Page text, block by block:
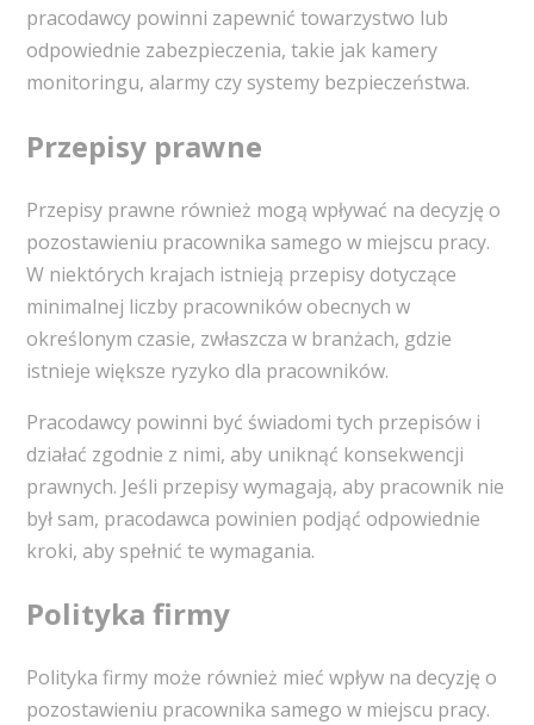
pracodawcy powinni zapewnić towarzystwo lub
odpowiednie zabezpieczenia, takie jak kamery
monitoringu, alarmy czy systemy bezpieczeństwa.
Przepisy prawne
Przepisy prawne również mogą wpływać na decyzję o
pozostawieniu pracownika samego w miejscu pracy.
W niektórych krajach istnieją przepisy dotyczące
minimalnej liczby pracowników obecnych w
określonym czasie, zwłaszcza w branżach, gdzie
istnieje większe ryzyko dla pracowników.
Pracodawcy powinni być świadomi tych przepisów i
działać zgodnie z nimi, aby uniknąć konsekwencji
prawnych. Jeśli przepisy wymagają, aby pracownik nie
był sam, pracodawca powinien podjąć odpowiednie
kroki, aby spełnić te wymagania.
Polityka firmy
Polityka firmy może również mieć wpływ na decyzję o
pozostawieniu pracownika samego w miejscu pracy.